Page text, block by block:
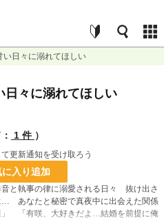
い日々に溺れてほしい
日々に溺れてほしい
1 件 ）
更新通知を受け取ろう
に入り追加
と執事の律に溺愛される日々 抜け出さ
… あなたと秘密で真夜中に出会えた関係
「有咲、大好きだよ…結婚を前提に俺